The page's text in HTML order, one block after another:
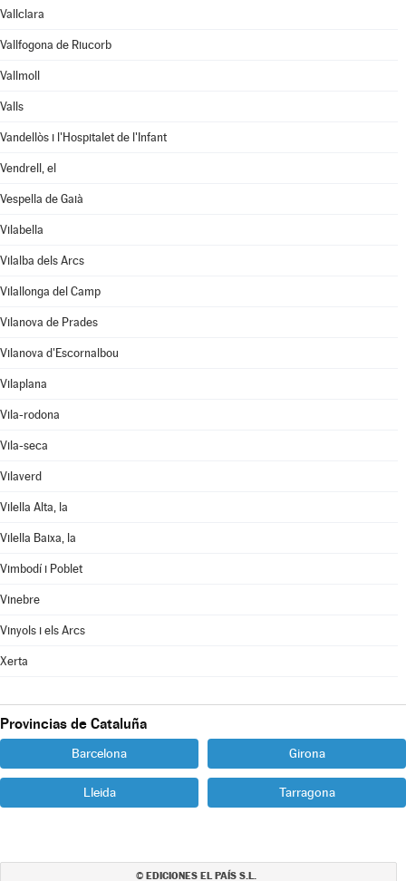
Vallclara
Vallfogona de Riucorb
Vallmoll
Valls
Vandellòs i l'Hospitalet de l'Infant
Vendrell, el
Vespella de Gaià
Vilabella
Vilalba dels Arcs
Vilallonga del Camp
Vilanova de Prades
Vilanova d'Escornalbou
Vilaplana
Vila-rodona
Vila-seca
Vilaverd
Vilella Alta, la
Vilella Baixa, la
Vimbodí i Poblet
Vinebre
Vinyols i els Arcs
Xerta
Provincias de Cataluña
Barcelona Girona
Lleida Tarragona
© EDICIONES EL PAÍS S.L.